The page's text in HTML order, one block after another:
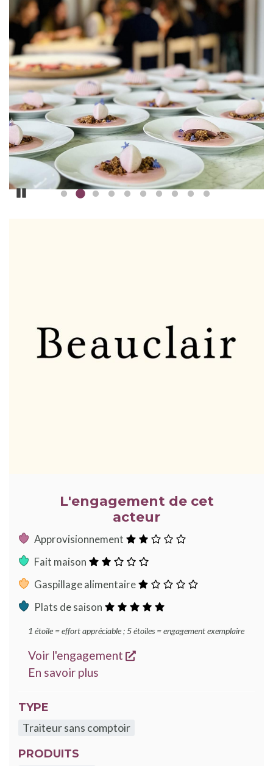
Pause
L'engagement de cet
acteur
Approvisionnement
Fait maison
étoiles
Gaspillage alimentaire
Plats de saison
étoiles
1 étoile = effort appréciable ; 5 étoiles = engagement exemplaire
Voir l'engagement
s'ouvre dans une
En savoir plus
TYPE
Traiteur sans comptoir
PRODUITS